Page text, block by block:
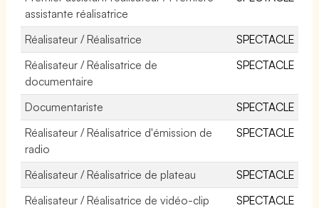
assistante réalisatrice
Réalisateur / Réalisatrice
SPECTACLE
Réalisateur / Réalisatrice de
documentaire
SPECTACLE
Documentariste
SPECTACLE
Réalisateur / Réalisatrice d'émission de
radio
SPECTACLE
Réalisateur / Réalisatrice de plateau
SPECTACLE
Réalisateur / Réalisatrice de vidéo-clip
SPECTACLE